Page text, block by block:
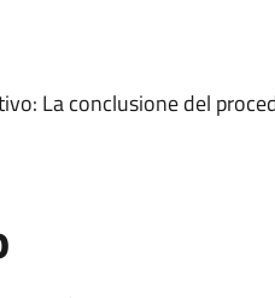
La conclusione del